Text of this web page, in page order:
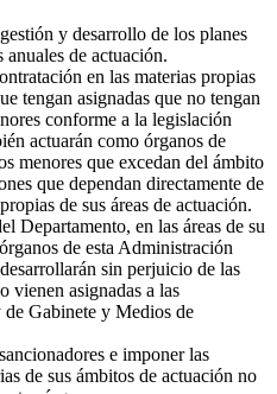
y desarrollo de los planes
anuales de actuación.
en las materias propias
tengan asignadas que no tengan
conforme a la legislación
actuarán como órganos de
menores que excedan del ámbito
que dependan directamente de
de sus áreas de actuación.
Departamento, en las áreas de su
de esta Administración
sin perjuicio de las
vienen asignadas a las
Gabinete y Medios de
e imponer las
de sus ámbitos de actuación no